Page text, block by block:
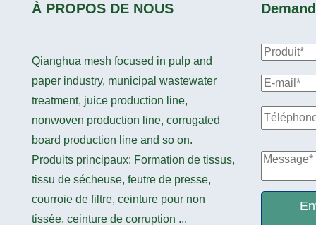
À PROPOS DE NOUS
Qianghua mesh focused in pulp and
paper industry, municipal wastewater
treatment, juice production line,
nonwoven production line, corrugated
board production line and so on.
Produits principaux: Formation de tissus,
tissu de sécheuse, feutre de presse,
courroie de filtre, ceinture pour non
tissée, ceinture de corruption ...